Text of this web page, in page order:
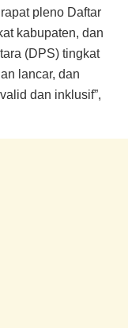
pleno Daftar
kabupaten, dan
(DPS) tingkat
lancar, dan
dan inklusif”,